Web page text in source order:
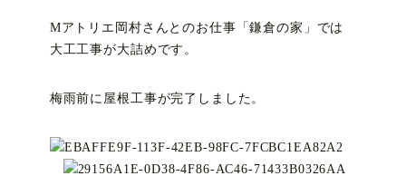
Mアトリエ岡村さんとのお仕事「鎌倉の家」では
大工工事が大詰めです。
梅雨前に屋根工事が完了しました。